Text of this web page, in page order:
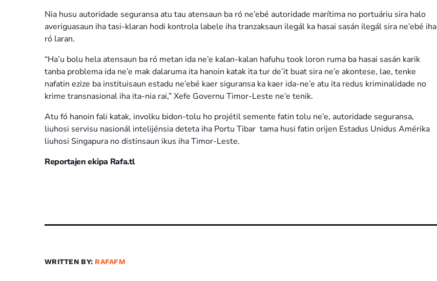
Nia husu autoridade seguransa atu tau atensaun ba ró ne’ebé autoridade marítima no portuáriu sira halo
averiguasaun iha tasi-klaran hodi kontrola labele iha tranzaksaun ilegál ka hasai sasán ilegál sira ne’ebé iha
ró laran.
“Ha’u bolu hela atensaun ba ró metan ida ne’e kalan-kalan hafuhu took loron ruma ba hasai sasán karik
tanba problema ida ne’e mak dalaruma ita hanoin katak ita tur de’it buat sira ne’e akontese, lae, tenke
nafatin ezize ba instituisaun estadu ne’ebé kaer siguransa ka kaer ida-ne’e atu ita redus kriminalidade no
krime transnasional iha ita-nia rai,” Xefe Governu Timor-Leste ne’e tenik.
Atu fó hanoin fali katak, involku bidon-tolu ho projétil semente fatin tolu ne’e, autoridade seguransa,
liuhosi servisu nasionál intelijénsia deteta iha Portu Tibar tama husi fatin orijen Estadus Unidus Amérika
liuhosi Singapura no distinsaun ikus iha Timor-Leste.
Reportajen ekipa Rafa.tl
WRITTEN BY: RAFAFM